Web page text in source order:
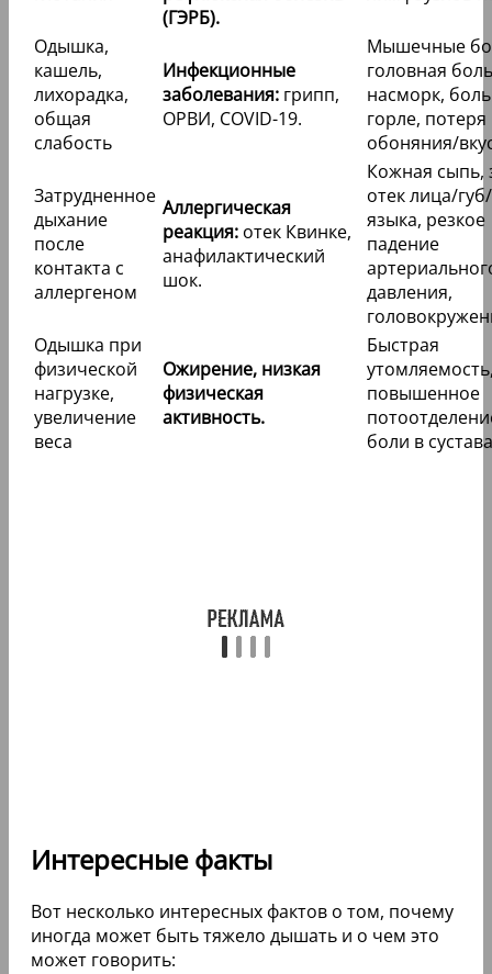
(ГЭРБ).
Одышка,
кашель,
лихорадка,
общая
слабость
Инфекционные
заболевания: грипп,
ОРВИ, COVID-19.
Мышечные
головная
насморк,
горле, потеря
обоняния/
Затрудненное
дыхание
после
контакта с
аллергеном
Аллергическая
реакция: отек Квинке,
анафилактический
шок.
Кожная сыпь,
отек лица/губ/
языка, резкое
падение
давления,
Одышка при
физической
нагрузке,
увеличение
веса
Ожирение, низкая
физическая
активность.
Быстрая
повышенное
боли в
Интересные факты
Вот несколько интересных фактов о том, почему
иногда может быть тяжело дышать и о чем это
может говорить: